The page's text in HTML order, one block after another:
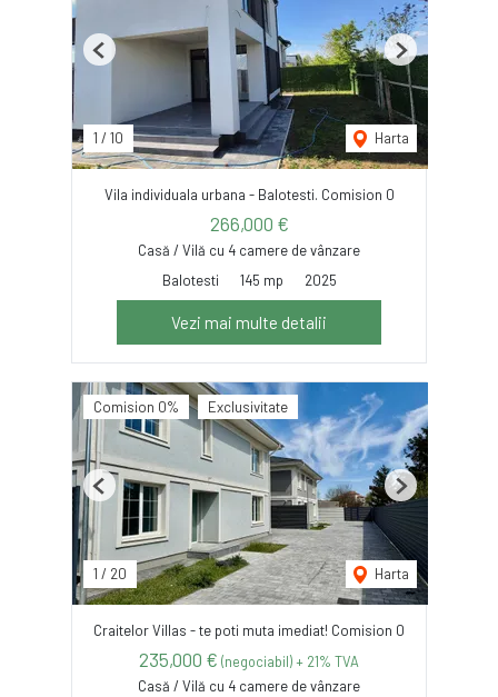
1 / 10 Harta
Previous Next
Vila individuala urbana - Balotesti. Comision 0
266,000 €
Casă / Vilă cu 4 camere de vânzare
Balotesti
145 mp 2025
Vezi mai multe detalii
Comision 0% Exclusivitate
1 / 20 Harta
Previous Next
Craitelor Villas - te poti muta imediat! Comision 0
235,000 € (negociabil) + 21% TVA
Casă / Vilă cu 4 camere de vânzare